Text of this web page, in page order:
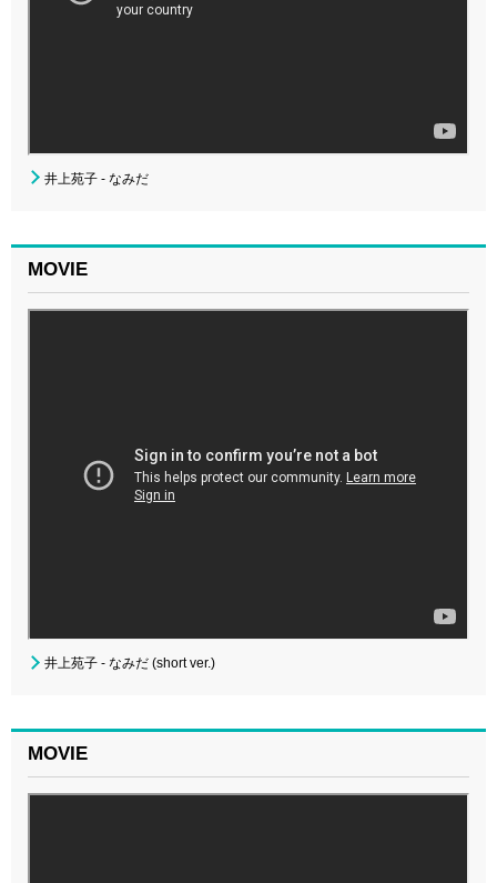
井上苑子 - なみだ
MOVIE
井上苑子 - なみだ (short ver.)
MOVIE